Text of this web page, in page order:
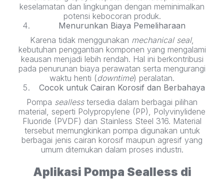
keselamatan dan lingkungan dengan meminimalkan
potensi kebocoran produk.
Menurunkan Biaya Pemeliharaan
Karena tidak menggunakan mechanical seal,
kebutuhan penggantian komponen yang mengalami
keausan menjadi lebih rendah. Hal ini berkontribusi
pada penurunan biaya perawatan serta mengurangi
waktu henti (downtime) peralatan.
Cocok untuk Cairan Korosif dan Berbahaya
Pompa seallesstersedia dalam berbagai pilihan
material, seperti Polypropylene (PP), Polyvinylidene
Fluoride (PVDF) dan Stainless Steel 316. Material
tersebut memungkinkan pompa digunakan untuk
berbagai jenis cairan korosif maupun agresif yang
umum ditemukan dalam proses industri.
Aplikasi Pompa Sealless di